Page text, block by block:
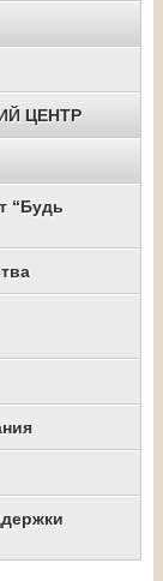
ЦЕНТР
“Будь